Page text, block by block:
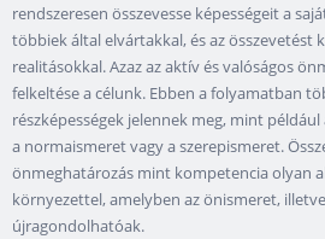
rendszeresen összevesse képességeit a
többiek által elvártakkal, és az összevetést
realitásokkal. Azaz az aktív és valóságos
felkeltése a célunk. Ebben a folyamatban
részképességek jelennek meg, mint
a normaismeret vagy a szerepismeret.
önmeghatározás mint kompetencia olyan
környezettel, amelyben az önismeret,
újragondolhatóak.